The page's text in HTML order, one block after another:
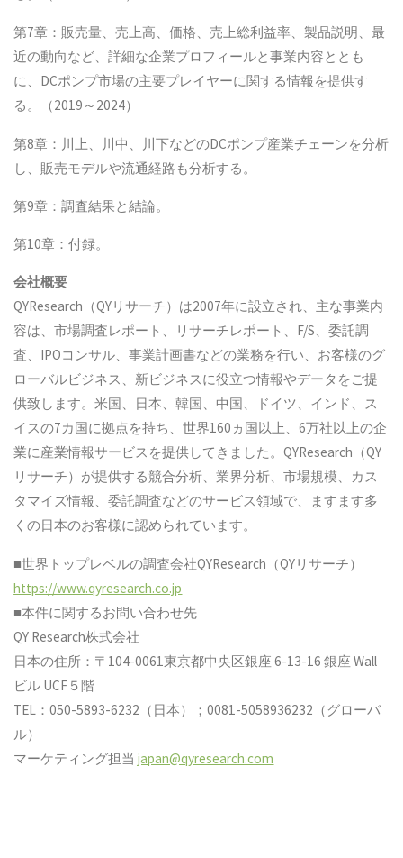
第7章：販売量、売上高、価格、売上総利益率、製品説明、最
近の動向など、詳細な企業プロフィールと事業内容ととも
に、DCポンプ市場の主要プレイヤーに関する情報を提供す
る。（2019～2024）
第8章：川上、川中、川下などのDCポンプ産業チェーンを分析
し、販売モデルや流通経路も分析する。
第9章：調査結果と結論。
第10章：付録。
会社概要
QYResearch（QYリサーチ）は2007年に設立され、主な事業内
容は、市場調査レポート、リサーチレポート、F/S、委託調
査、IPOコンサル、事業計画書などの業務を行い、お客様のグ
ローバルビジネス、新ビジネスに役立つ情報やデータをご提
供致します。米国、日本、韓国、中国、ドイツ、インド、ス
イスの7カ国に拠点を持ち、世界160ヵ国以上、6万社以上の企
業に産業情報サービスを提供してきました。QYResearch（QY
リサーチ）が提供する競合分析、業界分析、市場規模、カス
タマイズ情報、委託調査などのサービス領域で、ますます多
くの日本のお客様に認められています。
■世界トップレベルの調査会社QYResearch（QYリサーチ）
https://www.qyresearch.co.jp
■本件に関するお問い合わせ先
QY Research株式会社
日本の住所：〒104-0061東京都中央区銀座 6-13-16 銀座 Wall
ビル UCF５階
TEL：050-5893-6232（日本）；0081-5058936232（グローバ
ル）
マーケティング担当japan@qyresearch.com